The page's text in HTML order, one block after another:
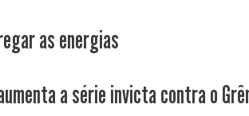
as energias
a série invicta contra o